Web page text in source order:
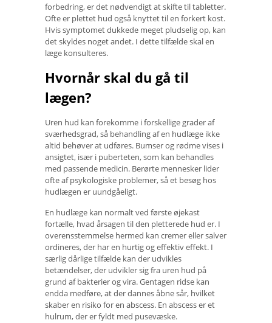
forbedring, er det nødvendigt at skifte til tabletter.
Ofte er plettet hud også knyttet til en forkert kost.
Hvis symptomet dukkede meget pludselig op, kan
det skyldes noget andet. I dette tilfælde skal en
læge konsulteres.
Hvornår skal du gå til
lægen?
Uren hud kan forekomme i forskellige grader af
sværhedsgrad, så behandling af en hudlæge ikke
altid behøver at udføres. Bumser og rødme vises i
ansigtet, især i puberteten, som kan behandles
med passende medicin. Berørte mennesker lider
ofte af psykologiske problemer, så et besøg hos
hudlægen er uundgåeligt.
En hudlæge kan normalt ved første øjekast
fortælle, hvad årsagen til den pletterede hud er. I
overensstemmelse hermed kan cremer eller salver
ordineres, der har en hurtig og effektiv effekt. I
særlig dårlige tilfælde kan der udvikles
betændelser, der udvikler sig fra uren hud på
grund af bakterier og vira. Gentagen ridse kan
endda medføre, at der dannes åbne sår, hvilket
skaber en risiko for en abscess. En abscess er et
hulrum, der er fyldt med pusevæske.